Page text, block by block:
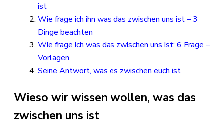
ist
Wie frage ich ihn was das zwischen uns ist – 3
Dinge beachten
Wie frage ich was das zwischen uns ist: 6 Frage –
Vorlagen
Seine Antwort, was es zwischen euch ist
Wieso wir wissen wollen, was das
zwischen uns ist